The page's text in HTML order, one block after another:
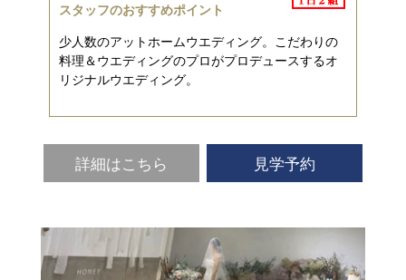
スタッフのおすすめポイント
少人数のアットホームウエディング。こだわりの
料理＆ウエディングのプロがプロデュースするオ
リジナルウエディング。
詳細はこちら 見学予約